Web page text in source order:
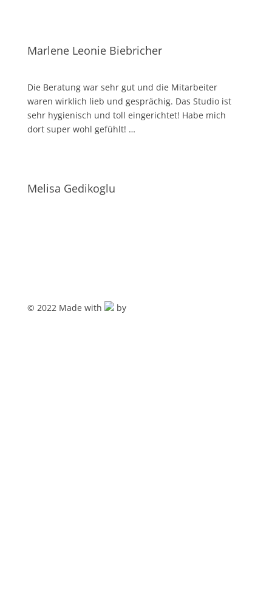
Marlene Leonie Biebricher
Die Bera­tung war sehr gut und die Mit­ar­bei­ter
waren wirk­lich lieb und gesprä­chig. Das Stu­dio ist
sehr hygie­nisch und toll ein­ge­rich­tet! Habe mich
dort super wohl gefühlt! …
Melisa Gedikoglu
© 2022 Made with by